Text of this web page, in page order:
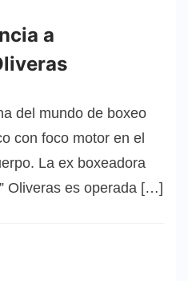
a
del mundo de boxeo
con foco motor en el
La ex boxeadora
Oliveras es operada […]